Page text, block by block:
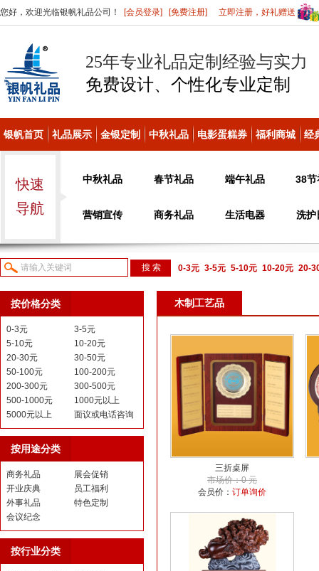
您好，欢迎光临银帆礼品公司！ [会员登录] [免费注册] 立即注册，好礼赠送
25年专业礼品定制经验与实力
免费设计、个性化专业定制
银帆首页 礼品展示 金银定制 中秋礼品 电影蛋糕券 福利商城 经
快速
导航
中秋礼品 春节礼品 端午礼品 38节
营销宣传 商务礼品 生活电器 洗护
0-3元 3-5元 5-10元 10-20元 20-
议或电话咨询
按价格分类
0-3元
3-5元
5-10元
10-20元
20-30元
30-50元
50-100元
100-200元
200-300元
300-500元
500-1000元
1000元以上
5000元以上
面议或电话咨询
按用途分类
商务礼品
展会促销
开业庆典
员工福利
外事礼品
特色定制
会议纪念
按行业分类
木制工艺品
三折桌屏
市场价：0 元
会员价： 订单询价